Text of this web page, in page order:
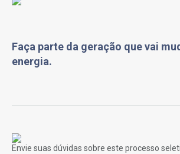
Faça parte da geração que vai
energia.
Envie suas dúvidas sobre este processo